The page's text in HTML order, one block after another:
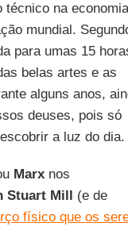
na economia
mundial.
para umas 15
belas artes e as
alguns anos,
deuses, pois só
a luz do dia.
Marxnos
Stuart Mill (e de
físico que os